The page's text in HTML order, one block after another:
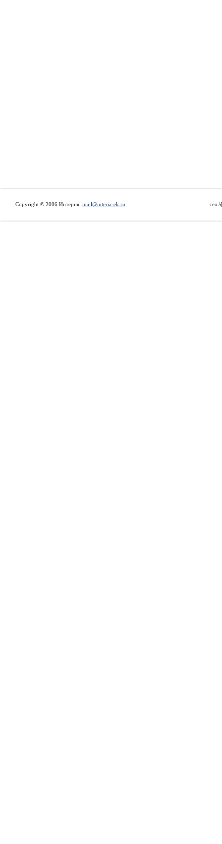
Copyright © 2006 Интерия, mail@interia-ek.ru